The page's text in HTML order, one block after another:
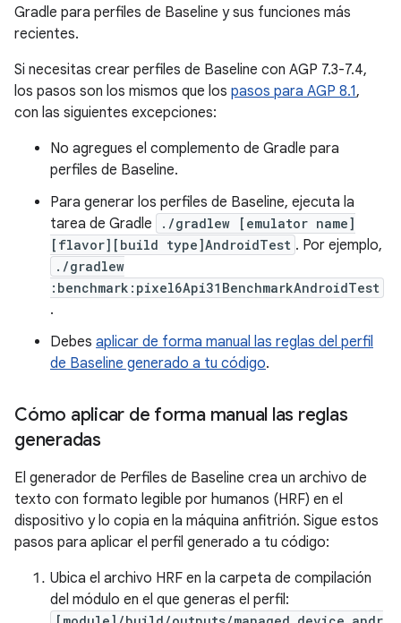
Gradle para perfiles de Baseline y sus funciones más
recientes.
Si necesitas crear perfiles de Baseline con AGP 7.3-7.4,
los pasos son los mismos que los pasos para AGP 8.1,
con las siguientes excepciones:
No agregues el complemento de Gradle para
perfiles de Baseline.
Para generar los perfiles de Baseline, ejecuta la
tarea de Gradle
./gradlew [emulator name]
[flavor][build type]AndroidTest . Por ejemplo,
./gradlew
:benchmark:pixel6Api31BenchmarkAndroidTest
.
Debes aplicar de forma manual las reglas del perfil
de Baseline generado a tu código.
Cómo aplicar de forma manual las reglas
generadas
El generador de Perfiles de Baseline crea un archivo de
texto con formato legible por humanos (HRF) en el
dispositivo y lo copia en la máquina anfitrión. Sigue estos
pasos para aplicar el perfil generado a tu código:
Ubica el archivo HRF en la carpeta de compilación
del módulo en el que generas el perfil: